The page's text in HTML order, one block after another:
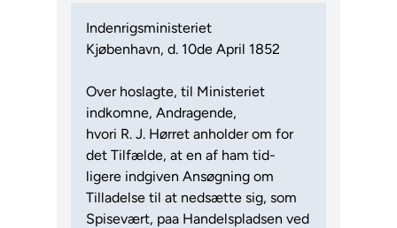
Indenrigsministeriet
Kjøbenhavn, d. 10de April 1852
Over hoslagte, til Ministeriet
indkomne, Andragende,
hvori R. J. Hørret anholder om for
det Tilfælde, at en af ham tid-
ligere indgiven Ansøgning om
Tilladelse til at nedsætte sig, som
Spisevært, paa Handelspladsen ved